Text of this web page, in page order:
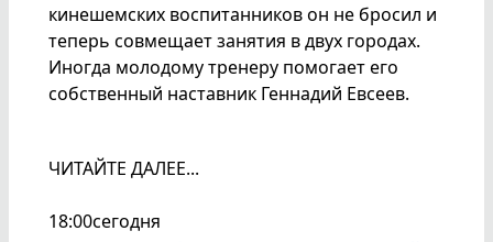
кинешемских воспитанников он не бросил и
теперь совмещает занятия в двух городах.
Иногда молодому тренеру помогает его
собственный наставник Геннадий Евсеев.
ЧИТАЙТЕ ДАЛЕЕ...
18:00сегодня